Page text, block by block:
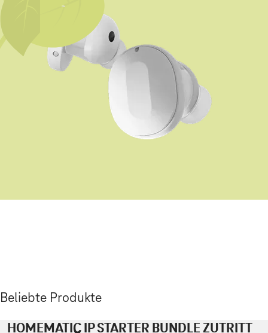
Beliebte Produkte
HOMEMATIC IP STARTER BUNDLE ZUTRITT